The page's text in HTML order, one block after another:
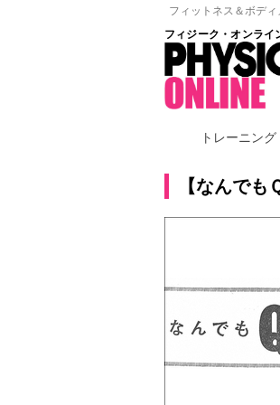
フィットネス＆ボデ
フィジーク・オンライ
トレーニング
【なんで